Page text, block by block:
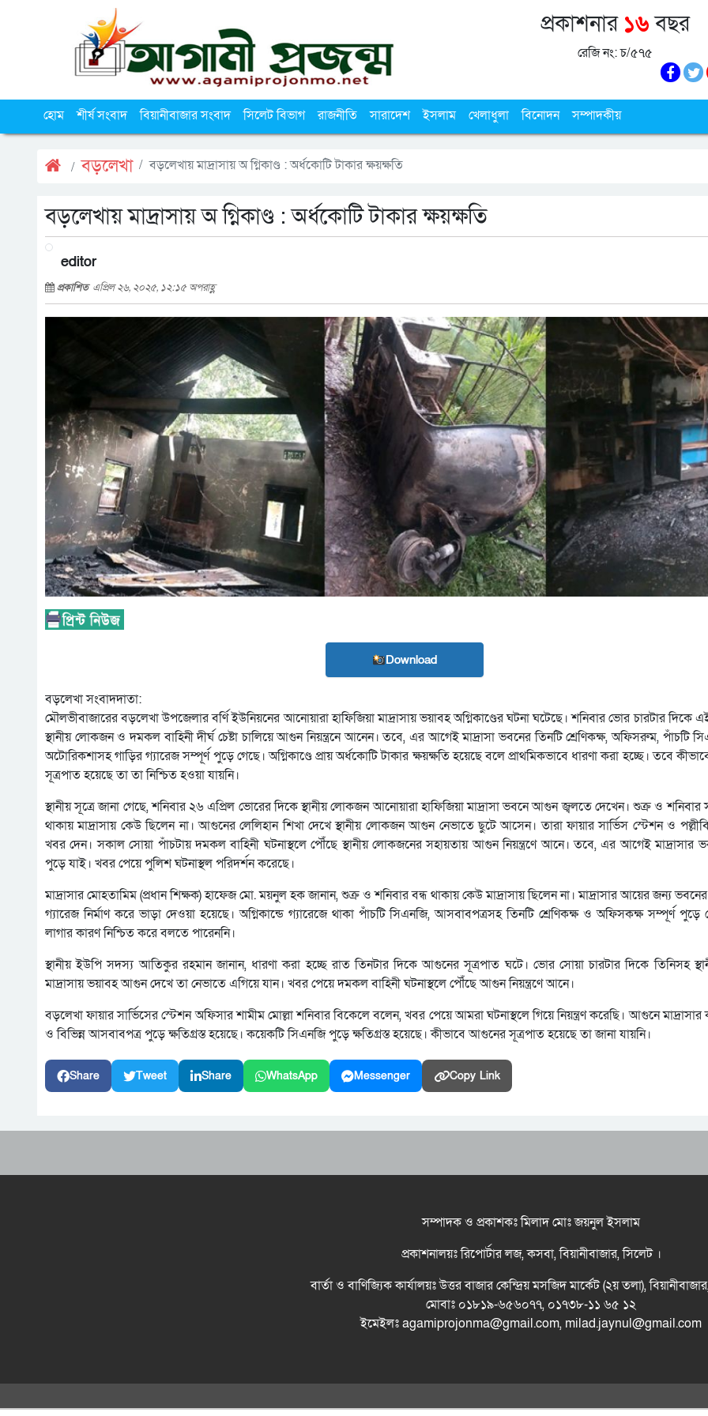
প্রকাশনার ১৬বছর
রেজি নং: চ/৫৭৫
হোম শীর্ষ সংবাদ বিয়ানীবাজার সংবাদ সিলেট বিভাগ রাজনীতি সারাদেশ ইসলাম খেলাধুলা বিনোদন সম্পাদকীয়
বড়লেখা বড়লেখায় মাদ্রাসায় অ গ্নিকাণ্ড : অর্ধকোটি টাকার ক্ষয়ক্ষতি
বড়লেখায় মাদ্রাসায় অ গ্নিকাণ্ড : অর্ধকোটি টাকার ক্ষয়ক্ষতি
editor
প্রকাশিত এপ্রিল ২৬, ২০২৫, ১২:১৫ অপরাহ্ণ
Download
বড়লেখা সংবাদদাতা:
মৌলভীবাজারের বড়লেখা উপজেলার বর্ণি ইউনিয়নের আনোয়ারা হাফিজিয়া মাদ্রাসায় ভয়াবহ অগ্নিকাণ্ডের ঘটনা ঘটেছে। শনিবার ভোর চারটার দিকে
স্থানীয় লোকজন ও দমকল বাহিনী দীর্ঘ চেষ্টা চালিয়ে আগুন নিয়ন্ত্রনে আনেন। তবে, এর আগেই মাদ্রাসা ভবনের তিনটি শ্রেণিকক্ষ, অফিসরুম, পাঁচটি
অটোরিকশাসহ গাড়ির গ্যারেজ সম্পূর্ণ পুড়ে গেছে। অগ্নিকাণ্ডে প্রায় অর্ধকোটি টাকার ক্ষয়ক্ষতি হয়েছে বলে প্রাথমিকভাবে ধারণা করা হচ্ছে। তবে
সূত্রপাত হয়েছে তা তা নিশ্চিত হওয়া যায়নি।
স্থানীয় সূত্রে জানা গেছে, শনিবার ২৬ এপ্রিল ভোরের দিকে স্থানীয় লোকজন আনোয়ারা হাফিজিয়া মাদ্রাসা ভবনে আগুন জ্বলতে দেখেন। শুক্র ও শনিবার
থাকায় মাদ্রাসায় কেউ ছিলেন না। আগুনের লেলিহান শিখা দেখে স্থানীয় লোকজন আগুন নেভাতে ছুটে আসেন। তারা ফায়ার সার্ভিস স্টেশন ও
খবর দেন। সকাল সোয়া পাঁচটায় দমকল বাহিনী ঘটনাস্থলে পৌঁছে স্থানীয় লোকজনের সহায়তায় আগুন নিয়ন্ত্রণে আনে। তবে, এর আগেই মাদ্রাসার
পুড়ে যাই। খবর পেয়ে পুলিশ ঘটনাস্থল পরিদর্শন করেছে।
মাদ্রাসার মোহতামিম (প্রধান শিক্ষক) হাফেজ মো. ময়নুল হক জানান, শুক্র ও শনিবার বন্ধ থাকায় কেউ মাদ্রাসায় ছিলেন না। মাদ্রাসার আয়ের জন্য
গ্যারেজ নির্মাণ করে ভাড়া দেওয়া হয়েছে। অগ্নিকান্ডে গ্যারেজে থাকা পাঁচটি সিএনজি, আসবাবপত্রসহ তিনটি শ্রেণিকক্ষ ও অফিসকক্ষ সম্পূর্ণ
লাগার কারণ নিশ্চিত করে বলতে পারেননি।
স্থানীয় ইউপি সদস্য আতিকুর রহমান জানান, ধারণা করা হচ্ছে রাত তিনটার দিকে আগুনের সূত্রপাত ঘটে। ভোর সোয়া চারটার দিকে তিনিসহ
মাদ্রাসায় ভয়াবহ আগুন দেখে তা নেভাতে এগিয়ে যান। খবর পেয়ে দমকল বাহিনী ঘটনাস্থলে পৌঁছে আগুন নিয়ন্ত্রণে আনে।
বড়লেখা ফায়ার সার্ভিসের স্টেশন অফিসার শামীম মোল্লা শনিবার বিকেলে বলেন, খবর পেয়ে আমরা ঘটনাস্থলে গিয়ে নিয়ন্ত্রণ করেছি। আগুনে
ও বিভিন্ন আসবাবপত্র পুড়ে ক্ষতিগ্রস্ত হয়েছে। কয়েকটি সিএনজি পুড়ে ক্ষতিগ্রস্ত হয়েছে। কীভাবে আগুনের সূত্রপাত হয়েছে তা জানা যায়নি।
Share Tweet Share WhatsApp Messenger Copy Link
সম্পাদক ও প্রকাশকঃ মিলাদ মোঃ জয়নুল ইসলাম
প্রকাশনালয়ঃ রিপোর্টার লজ, কসবা, বিয়ানীবাজার, সিলেট ।
বার্তা ও বাণিজ্যিক কার্যালয়ঃ উত্তর বাজার কেন্দ্রিয় মসজিদ মার্কেট (২য় তলা),
মোবাঃ ০১৮১৯-৬৫৬০৭৭, ০১৭৩৮-১১ ৬৫ ১২
ইমেইলঃ agamiprojonma@gmail.com, milad.jaynul@gmail.com